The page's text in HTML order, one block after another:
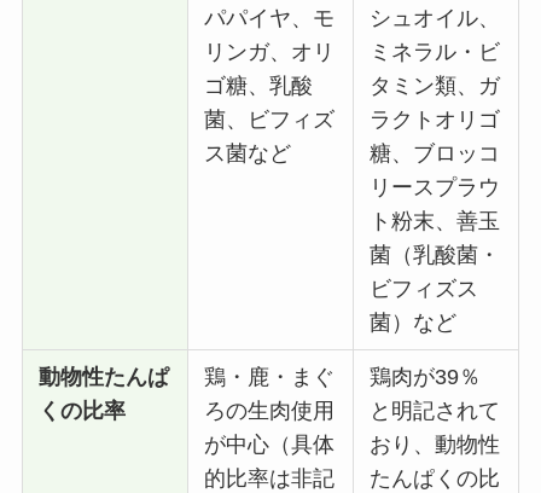
パパイヤ、モ
リンガ、オリ
ゴ糖、乳酸
菌、ビフィズ
ス菌など
シュオイル、
ミネラル・ビ
タミン類、ガ
ラクトオリゴ
糖、ブロッコ
リースプラウ
ト粉末、善玉
菌（乳酸菌・
ビフィズス
菌）など
動物性たんぱ
くの比率
鶏・鹿・まぐ
ろの生肉使用
が中心（具体
的比率は非記
鶏肉が39％
と明記されて
おり、動物性
たんぱくの比